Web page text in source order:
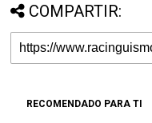
COMPARTIR:
RECOMENDADO PARA TI